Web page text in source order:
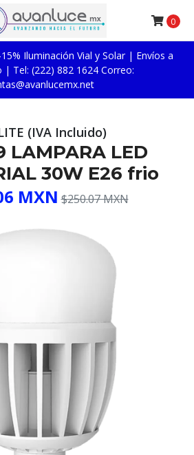
Iluminación Vial y Solar | Envíos a
Tel: (222) 882 1624 Correo:
0
(IVA Incluido)
LAMPARA LED
30W E26 frio
MXN $250.07 MXN